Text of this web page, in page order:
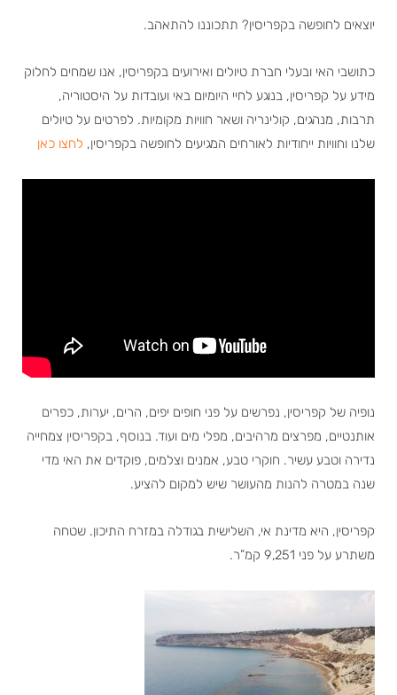
יוצאים לחופשה בקפריסין? תתכוננו להתאהב.
כתושבי האי ובעלי חברת טיולים ואירועים בקפריסין, אנו שמחים לחלוק
מידע על קפריסין, בנוגע לחיי היומיום באי ועובדות על היסטוריה,
תרבות, מנהגים, קולינריה ושאר חוויות מקומיות. לפרטים על טיולים
שלנו וחוויות ייחודיות לאורחים המגיעים לחופשה בקפריסין, לחצו כאן
נופיה של קפריסין, נפרשים על פני חופים יפים, הרים, יערות, כפרים
אותנטיים, מפרצים מרהיבים, מפלי מים ועוד. בנוסף, בקפריסין צמחייה
נדירה וטבע עשיר. חוקרי טבע, אמנים וצלמים, פוקדים את האי מדי
שנה במטרה להנות מהעושר שיש למקום להציע.
קפריסין, היא מדינת אי, השלישית בגודלה במזרח התיכון. שטחה
משתרע על פני 9,251 קמ”ר.